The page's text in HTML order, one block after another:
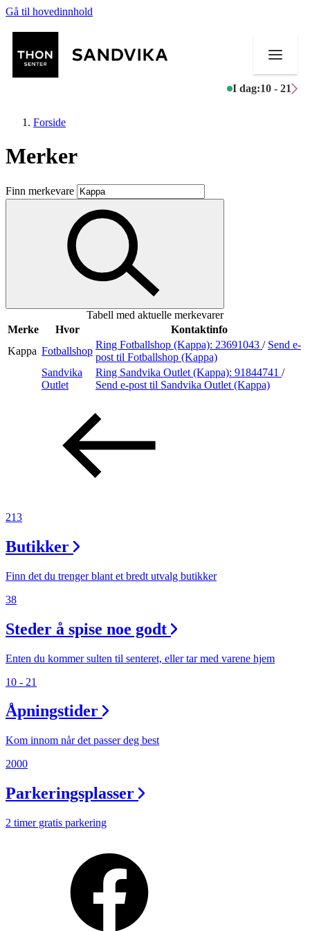
Gå til hovedinnhold
I dag:10 - 21
Butikker
Mat og drikke
Aktiviteter
Merker
Inspirasjon
Åpningstider
Ledige stillinger
Magasin
Gavekort
Min Shopping-app
Forside
Merker
Finn merkevare
Tabell med aktuelle merkevarer
Merke
Hvor
Kontaktinfo
Kappa Fotballshop
Ring Fotballshop (Kappa): 23691043 / Send e-
post til Fotballshop (Kappa)
Sandvika
Outlet
Ring Sandvika Outlet (Kappa): 91844741 /
Send e-post til Sandvika Outlet (Kappa)
213
Butikker
Finn det du trenger blant et bredt utvalg butikker
38
Steder å spise noe godt
Enten du kommer sulten til senteret, eller tar med varene hjem
10 - 21
Åpningstider
Kom innom når det passer deg best
2000
Parkeringsplasser
2 timer gratis parkering